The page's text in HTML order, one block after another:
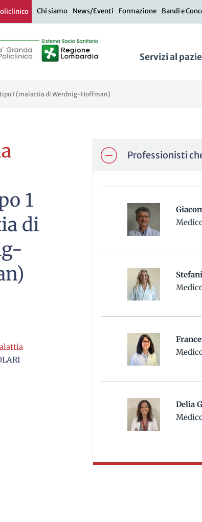
Chi siamo News/Eventi Formazione Bandi e
Servizi al
tipo 1 (malattia di Werdnig-Hoffman)
1
di
Professionisti
Delia